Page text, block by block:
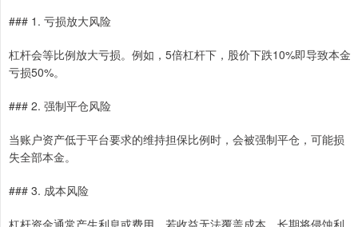
### 1. 亏损放大风险
杠杆会等比例放大亏损。例如，5倍杠杆下，股价下跌10%即导致本金
亏损50%。
### 2. 强制平仓风险
当账户资产低于平台要求的维持担保比例时，会被强制平仓，可能损
失全部本金。
### 3. 成本风险
杠杆资金通常产生利息或费用，若收益无法覆盖成本，长期将侵蚀利